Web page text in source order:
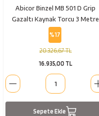
Abicor Binzel MB 501 D Grip
Gazaltı Kaynak Torcu 3 Metre
%17
20.326,67 TL
16.935,00 TL
Sepete Ekle